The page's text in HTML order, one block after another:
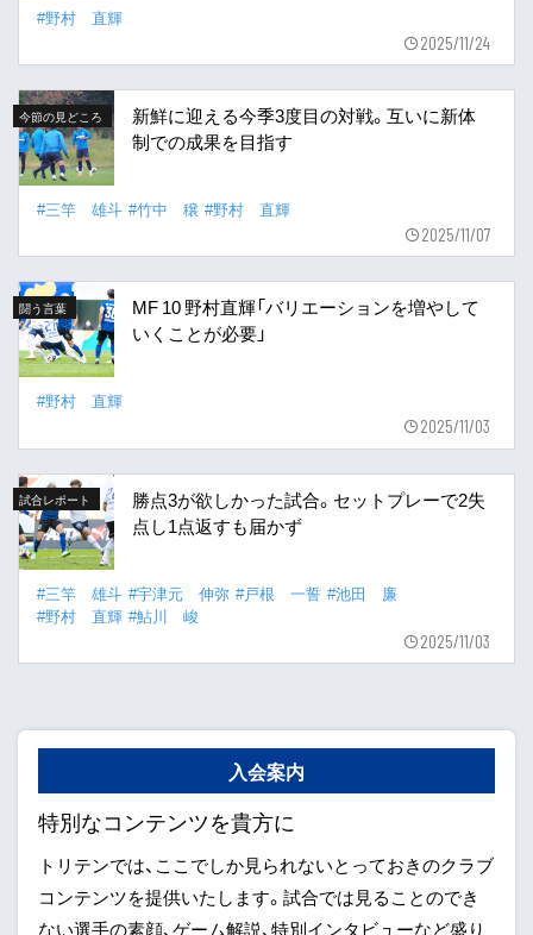
#野村 直輝
2025/11/24
今節の見どころ
新鮮に迎える今季3度目の対戦。互いに新体
制での成果を目指す
#三竿 雄斗 #竹中 穣 #野村 直輝
2025/11/07
闘う言葉
MF 10 野村直輝「バリエーションを増やして
いくことが必要」
#野村 直輝
2025/11/03
試合レポート
勝点3が欲しかった試合。セットプレーで2失
点し1点返すも届かず
#三竿 雄斗 #宇津元 伸弥 #戸根 一誓 #池田 廉
#野村 直輝 #鮎川 峻
2025/11/03
入会案内
特別なコンテンツを貴方に
トリテンでは、ここでしか見られないとっておきのクラブ
コンテンツを提供いたします。試合では見ることのでき
ない選手の素顔、ゲーム解説、特別インタビューなど盛り